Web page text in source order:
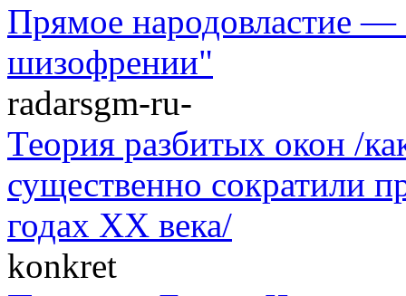
Прямое народовластие —
шизофрении"
radarsgm-ru-
Теория разбитых окон /
существенно сократили
годах XX века/
konkret